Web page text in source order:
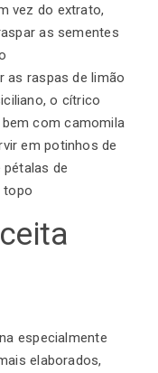
vez do extrato,
as sementes
as raspas de limão
o cítrico
com camomila
em potinhos de
de
topo
especialmente
elaborados,